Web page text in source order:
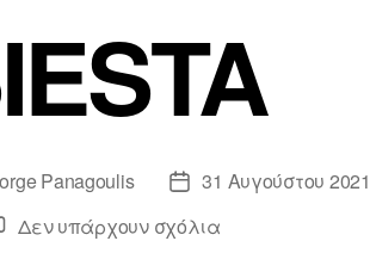
Panagoulis
Ημ.31 Αυγούστου 2021
Δεν υπάρχουν σχόλιαστο